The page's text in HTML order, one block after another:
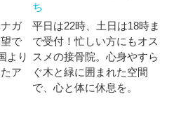
ガ
で
より
ア
ち
平日は22時、土日は18時ま
で受付！忙しい方にもオス
スメの接骨院。心身やすら
ぐ木と緑に囲まれた空間
で、心と体に休息を。